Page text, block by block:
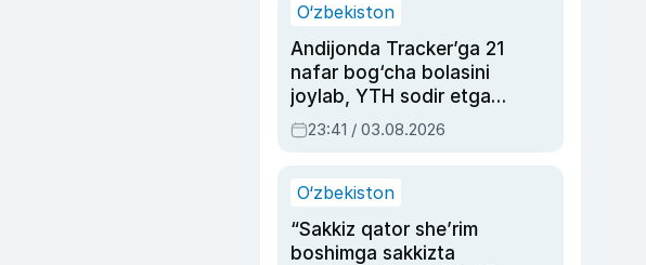
O‘zbekiston
Andijonda Tracker’ga 21
nafar bog‘cha bolasini
joylab, YTH sodir etgan
ayolga sud hukmi o‘qildi
23:41 / 03.08.2026
O‘zbekiston
“Sakkiz qator she’rim
boshimga sakkizta